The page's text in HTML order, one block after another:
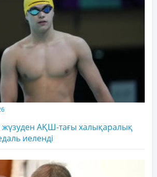
жүзуден АҚШ-тағы халықаралық
иеленді